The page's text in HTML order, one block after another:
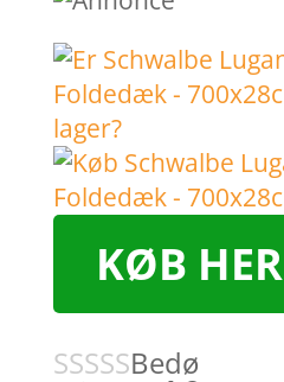
KØB HER
Bedø